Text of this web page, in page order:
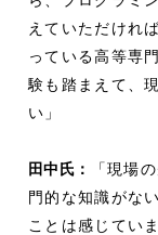
えていただけれ
っている高等専
験も踏まえて、
い」
田中氏：
「現場
門的な知識がな
ことは感じてい